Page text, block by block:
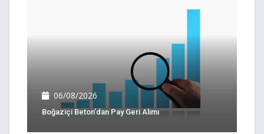
06/08/2026
Boğaziçi Beton’dan Pay Geri Alımı